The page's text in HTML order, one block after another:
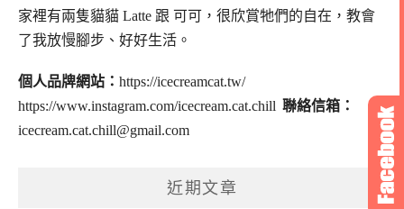
家裡有兩隻貓貓 Latte 跟 可可， 很欣賞牠們的自在，教會
了我放慢腳步、好好生活。
個人品牌網站： https://icecreamcat.tw/
https://www.instagram.com/icecream.cat.chill 聯絡信箱：
icecream.cat.chill@gmail.com
近期文章